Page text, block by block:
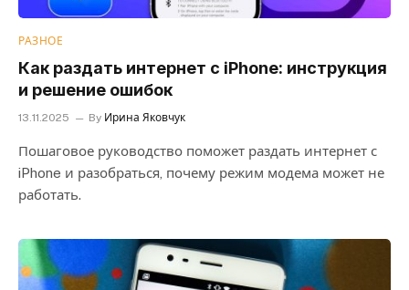
РАЗНОЕ
Как раздать интернет с iPhone: инструкция
и решение ошибок
13.11.2025 By Ирина Яковчук
Пошаговое руководство поможет раздать интернет с
iPhone и разобраться, почему режим модема может не
работать.